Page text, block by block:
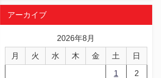
アーカイブ
2026年8月
月 火 水 木 金 土 日
1 2